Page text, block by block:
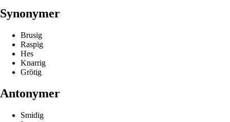
Synonymer
Brusig
Raspig
Hes
Knarrig
Grötig
Antonymer
Smidig